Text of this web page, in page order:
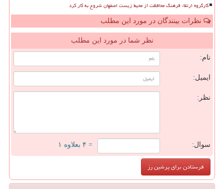
کارگروه ارتقاء فرهنگ محافظت از محیط زیست اصفهان شروع به کار کرد
نظرات بینندگان در مورد این مطلب
نظر شما در مورد این مطلب
نام:
ایمیل:
نظر:
سوال: = ۴ بعلاوه ۱